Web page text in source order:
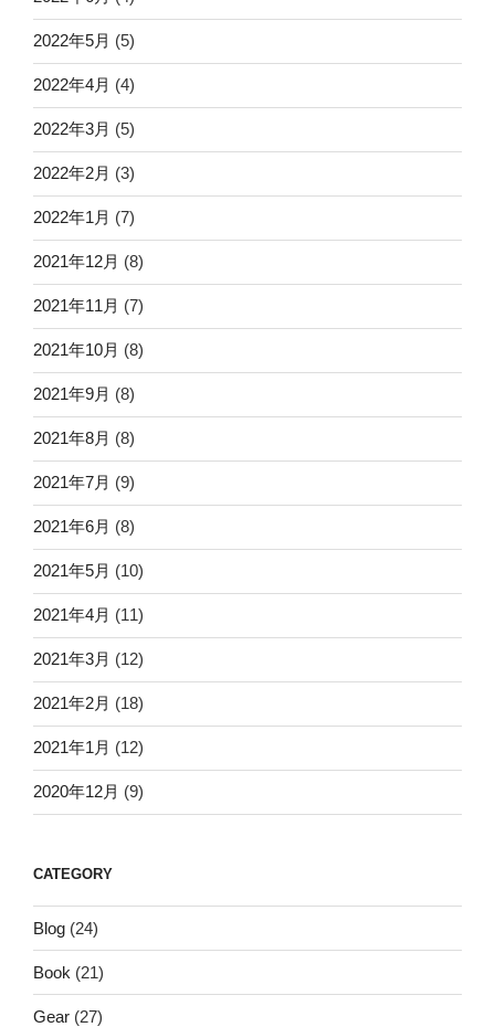
2022年5月 (5)
2022年4月 (4)
2022年3月 (5)
2022年2月 (3)
2022年1月 (7)
2021年12月 (8)
2021年11月 (7)
2021年10月 (8)
2021年9月 (8)
2021年8月 (8)
2021年7月 (9)
2021年6月 (8)
2021年5月 (10)
2021年4月 (11)
2021年3月 (12)
2021年2月 (18)
2021年1月 (12)
2020年12月 (9)
CATEGORY
Blog (24)
Book (21)
Gear (27)